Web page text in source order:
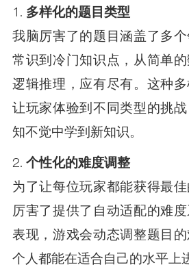
1. 多样化的题目类型
我脑厉害了的题目涵盖了多
常识到冷门知识点，从简单
逻辑推理，应有尽有。这种
让玩家体验到不同类型的挑
知不觉中学到新知识。
2. 个性化的难度调整
为了让每位玩家都能获得最
厉害了提供了自动适配的难
表现，游戏会动态调整题目
个人都能在适合自己的水平上